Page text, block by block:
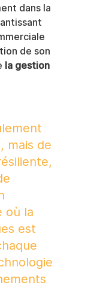
dans la
de son
la gestion
mais de
où la
est